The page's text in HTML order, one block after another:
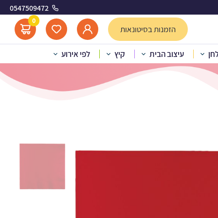
0547509472
הזמנות בסיטונאות
0
עיצוב הבית קיץ לפי אירוע אדום קלאסי